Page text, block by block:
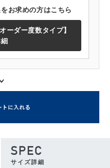
お求めの方はこちら
ーダー度数タイプ】
SPEC
サイズ詳細